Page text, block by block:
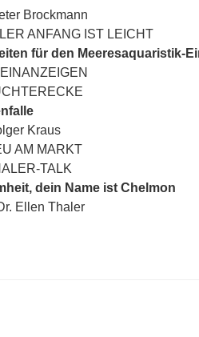
Brockmann
ANFANG IST LEICHT
für den Meeresaquaristik-
Kraus
AM MARKT
TALK
dein Name ist Chelmon
Ellen Thaler